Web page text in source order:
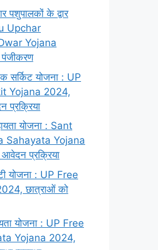
पशुपालकों के द्वार
Upchar
Yojana
पंजीकरण
सर्किट योजना : UP
Yojana 2024,
प्रक्रिया
योजना : Sant
Sahayata Yojana
प्रक्रिया
योजना : UP Free
छात्राओं को
योजना : UP Free
Yojana 2024,